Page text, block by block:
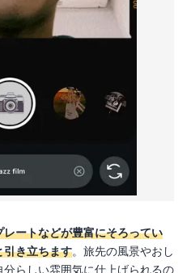
ートなどが豊富にそろってい
引き立ちます。旅先の風景やおし
らしい雰囲気に仕上げられるの